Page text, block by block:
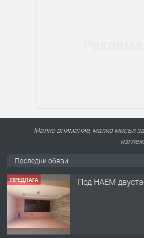
Малко внимание, малко мисъл
Последни обяви
ПРЕДЛАГА Под НАЕМ